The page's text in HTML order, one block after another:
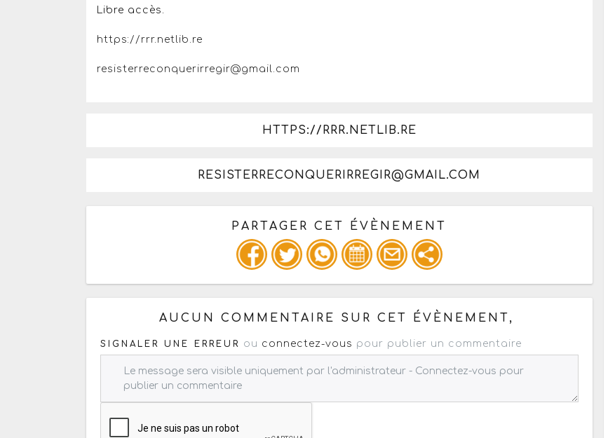
Libre accès.
https://rrr.netlib.re
resisterreconquerirregir@gmail.com
HTTPS://RRR.NETLIB.RE
RESISTERRECONQUERIRREGIR@GMAIL.COM
PARTAGER CET ÉVÈNEMENT
Copiez les infos ci-dessous pour un : mail / forum / réseau social
AUCUN COMMENTAIRE SUR CET ÉVÈNEMENT,
SIGNALER UNE ERREUR ou connectez-vous pour publier un commentaire